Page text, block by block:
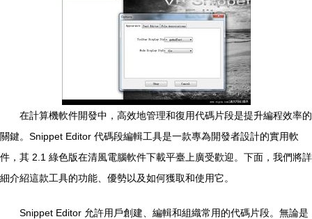
在計算機軟件開發中，高效地管理和復用代碼片段是提升編程效率的
關鍵。Snippet Editor 代碼段編輯工具是一款專為開發者設計的實用軟
件，其 2.1 綠色版在清風電腦軟件下載平臺上廣受歡迎。下面，我們將詳
細介紹這款工具的功能、優勢以及如何獲取和使用它。
Snippet Editor 允許用戶創建、編輯和組織常用的代碼片段。無論是